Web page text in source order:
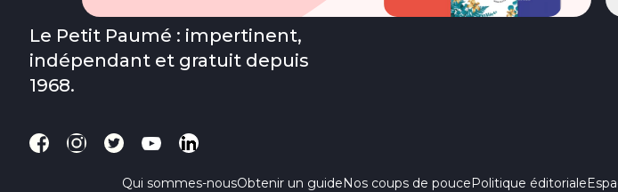
Le Petit Paumé : impertinent,
indépendant et gratuit depuis
1968.
Qui sommes-nousObtenir un guideNos coups de poucePolitique éditoriale